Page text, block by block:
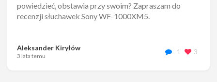
powiedzieć, obstawia przy swoim? Zapraszam do
recenzji słuchawek Sony WF-1000XM5.
Aleksander Kiryłów
3 lata temu
1 3